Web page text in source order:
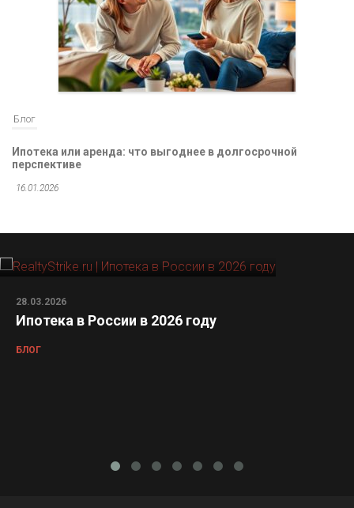
Блог
Ипотека или аренда: что выгоднее в долгосрочной
перспективе
16.01.2026
28.03.2026
Ипотека в России в 2026 году
БЛОГ